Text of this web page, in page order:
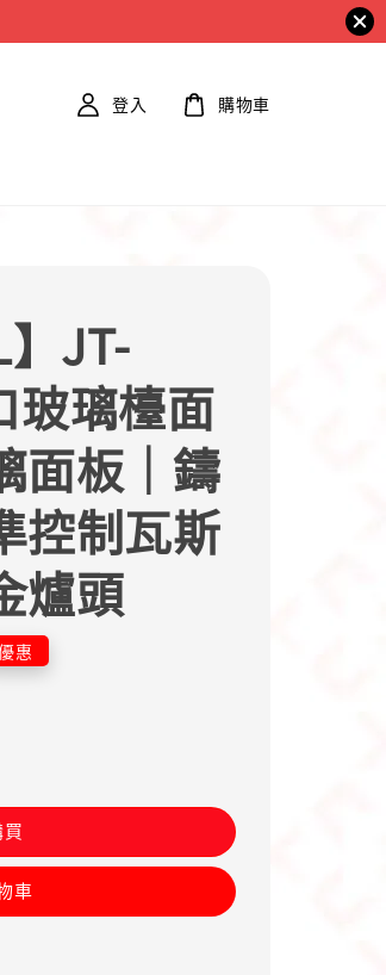
登入 購物車
】JT-
玻璃檯面
面板｜鑄
控制瓦斯
爐頭
惠
車